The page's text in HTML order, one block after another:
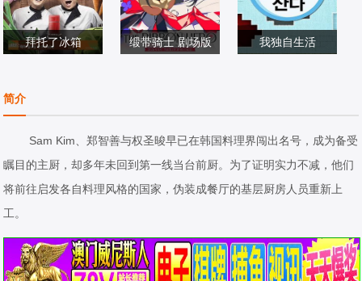
圣圭
拜托了冰箱
佳恩,花耀飞,洪锡
天,金风,安贞焕,李
元日,李连福,崔贤
锡,Sam Kim,鄭浩
英,朴俊雨,米卡爾,
李燦伍
日韩综艺
2014/韩国
缎带骑士 剧场版
早彩
2026/日本
我独自生活
84,刘宪华,李必模,
金莎妮,李昇炫,郑
允浩,沈昌珉,金多
顺,安慧真,成勋,郑
宰,赵彬（조빈）,
Norazo,Microdot
2018/韩国
简介
Sam Kim、郑智善与权圣晙早已在韩国料理界闯出名号，成为备受
瞩目的主厨，却多年未回到第一线当台前厨。为了证明实力不减，他们
将前往启发各自料理风格的国家，伪装成餐厅的基层厨房人员重新上
工。